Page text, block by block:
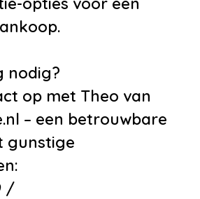
nodig?
op met Theo van
– een betrouwbare
gunstige
/